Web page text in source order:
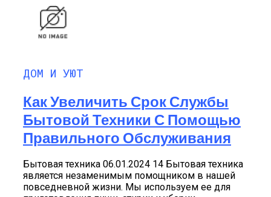
ДОМ И УЮТ
Как Увеличить Срок Службы
Бытовой Техники С Помощью
Правильного Обслуживания
Бытовая техника 06.01.2024 14 Бытовая техника
является незаменимым помощником в нашей
повседневной жизни. Мы используем ее для